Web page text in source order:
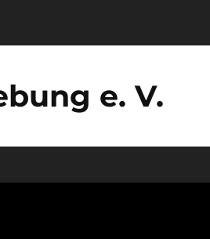
e. V.